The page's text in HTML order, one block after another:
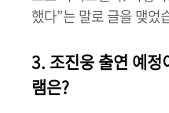
했다”는 말로 글을 맺었
3. 조진웅 출연 예
램은?